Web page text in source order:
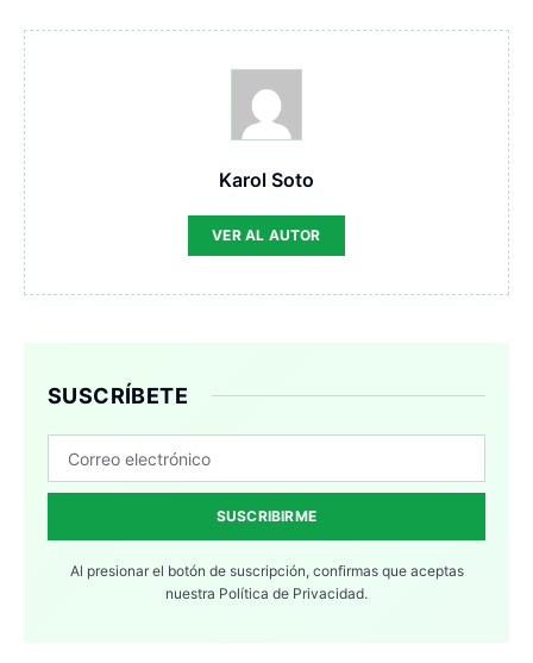
Karol Soto
VER AL AUTOR
SUSCRÍBETE
SUSCRIBIRME
Al presionar el botón de suscripción, confirmas que aceptas
nuestra Política de Privacidad.